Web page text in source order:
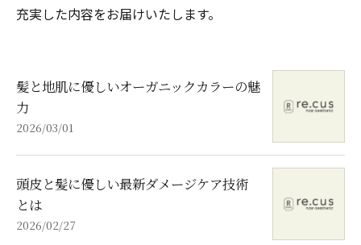
充実した内容をお届けいたします。
髪と地肌に優しいオーガニックカラーの魅
力
2026/03/01
頭皮と髪に優しい最新ダメージケア技術
とは
2026/02/27